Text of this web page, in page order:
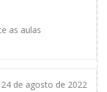
as aulas
24 de agosto de 2022